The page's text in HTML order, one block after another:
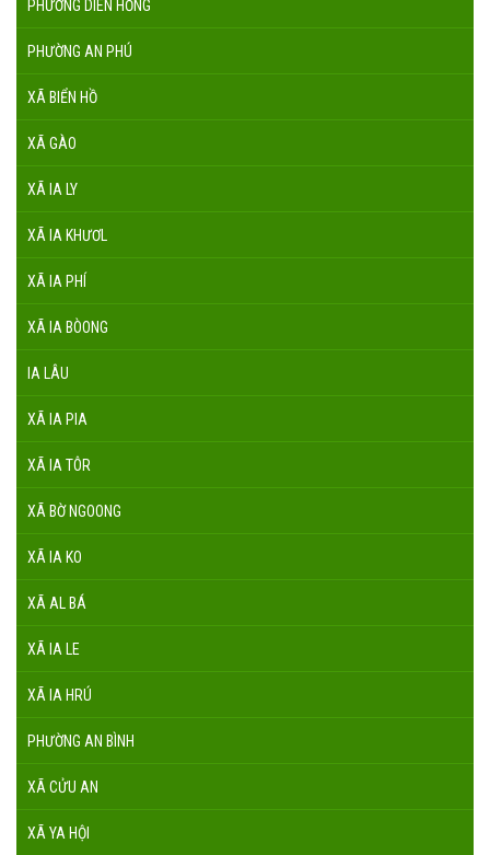
PHƯỜNG DIÊN HỒNG
PHƯỜNG AN PHÚ
XÃ BIỂN HỒ
XÃ GÀO
XÃ IA LY
XÃ IA KHƯƠL
XÃ IA PHÍ
XÃ IA BÒONG
IA LÂU
XÃ IA PIA
XÃ IA TÔR
XÃ BỜ NGOONG
XÃ IA KO
XÃ AL BÁ
XÃ IA LE
XÃ IA HRÚ
PHƯỜNG AN BÌNH
XÃ CỬU AN
XÃ YA HỘI